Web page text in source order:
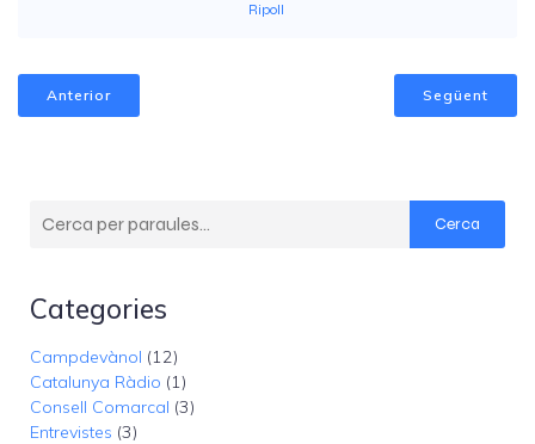
Ripoll
Anterior Següent
Cerca
Categories
Campdevànol (12)
Catalunya Ràdio (1)
Consell Comarcal (3)
Entrevistes (3)